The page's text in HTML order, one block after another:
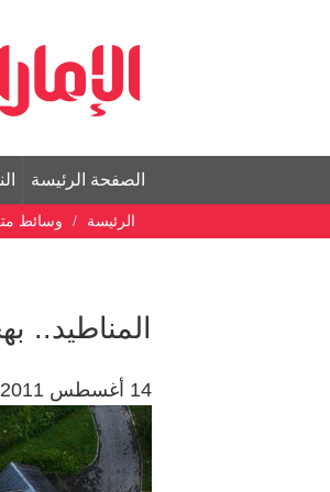
الصفحة الرئيسة
الرئيسة وسائط
المناطيد..
14 أغسطس 2011